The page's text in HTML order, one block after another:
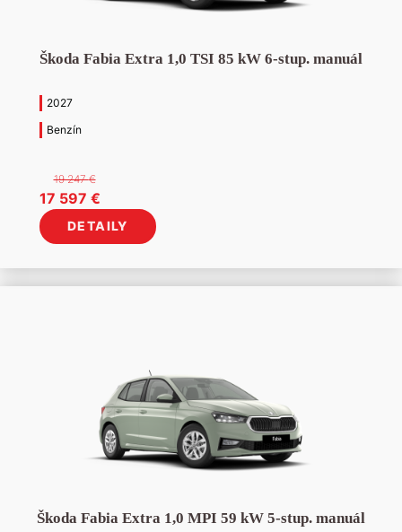
Škoda Fabia Extra 1,0 TSI 85 kW 6-stup. manuál
2027
Benzín
19 247€
Pôvodná
cena
bola:
247 €.
17 597 €
cena
je:
597 €.
DETAILY
Škoda Fabia Extra 1,0 MPI 59 kW 5-stup. manuál